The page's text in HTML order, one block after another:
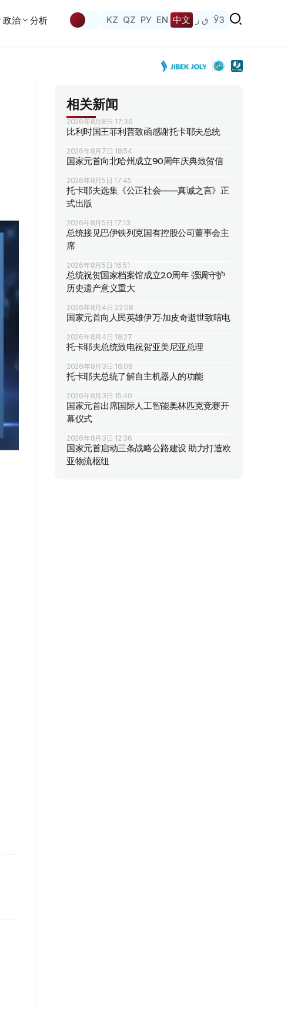
政治 分析 KZ QZ РУ EN 中文 ق ز ЎЗ
相关新闻
2026年8月8日 17:36
比利时国王菲利普致函感谢托卡耶夫总统
2026年8月7日 18:54
国家元首向北哈州成立90周年庆典致贺信
2026年8月5日 17:45
托卡耶夫选集《公正社会——真诚之言》正
式出版
2026年8月5日 17:13
总统接见巴伊铁列克国有控股公司董事会主
席
2026年8月5日 16:51
总统祝贺国家档案馆成立20周年 强调守护
历史遗产意义重大
2026年8月4日 22:08
国家元首向人民英雄伊万·加皮奇逝世致唁电
2026年8月4日 18:27
托卡耶夫总统致电祝贺亚美尼亚总理
2026年8月3日 16:08
托卡耶夫总统了解自主机器人的功能
2026年8月3日 15:40
国家元首出席国际人工智能奥林匹克竞赛开
幕仪式
2026年8月3日 12:36
国家元首启动三条战略公路建设 助力打造欧
亚物流枢纽